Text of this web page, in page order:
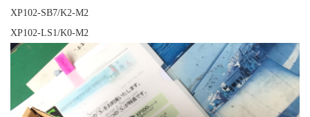
XP102-SB7/K2-M2
XP102-LS1/K0-M2